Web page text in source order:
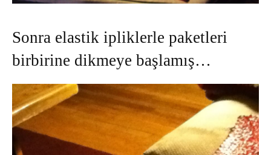
Sonra elastik ipliklerle paketleri
birbirine dikmeye başlamış…